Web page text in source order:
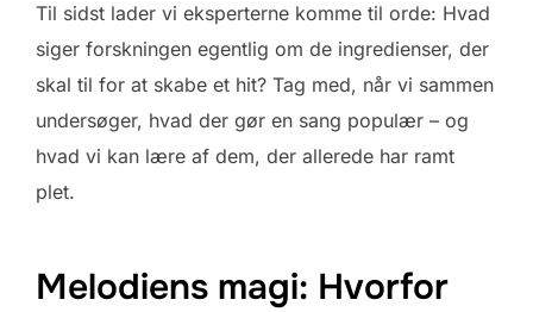
Til sidst lader vi eksperterne komme til orde: Hvad
siger forskningen egentlig om de ingredienser, der
skal til for at skabe et hit? Tag med, når vi sammen
undersøger, hvad der gør en sang populær – og
hvad vi kan lære af dem, der allerede har ramt
plet.
Melodiens magi: Hvorfor